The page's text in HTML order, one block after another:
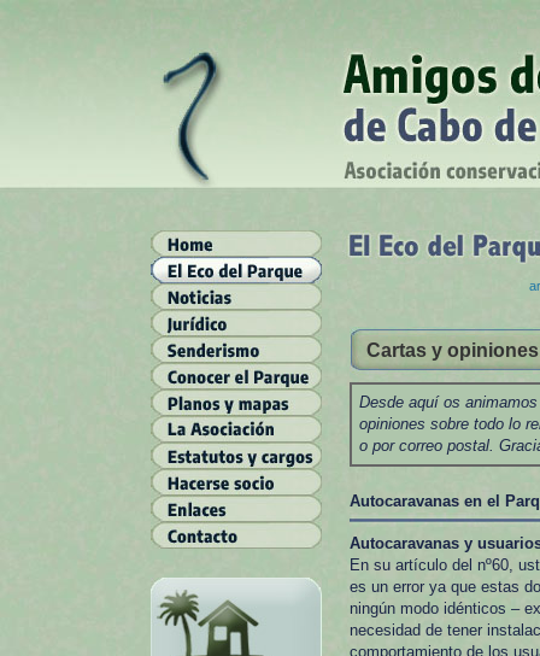
Cartas y opiniones
Desde aquí os
opiniones sobre todo lo
o por correo postal.
Autocaravanas en el
Autocaravanas y
En su artículo del nº60,
es un error ya que estas
ningún modo idénticos –
necesidad de tener
comportamiento de los